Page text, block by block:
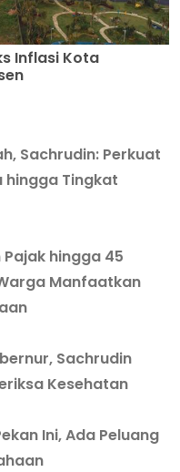
Inflasi Kota
Sachrudin: Perkuat
hingga Tingkat
hingga 45
Manfaatkan
Sachrudin
Kesehatan
Ini, Ada Peluang